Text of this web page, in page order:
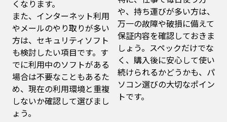
くなります。
また、インターネット利用
やメールのやり取りが多い
方は、セキュリティソフト
も検討したい項目です。す
でに利用中のソフトがある
場合は不要なこともあるた
め、現在の利用環境と重複
しないか確認して選びまし
ょう。
や、持ち運びが多い方は、
万一の故障や破損に備えて
保証内容を確認しておきま
しょう。スペックだけでな
く、購入後に安心して使い
続けられるかどうかも、パ
ソコン選びの大切なポイン
トです。